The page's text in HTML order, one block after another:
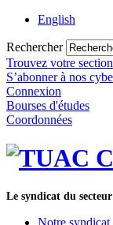
English
Rechercher
Trouvez votre
S’abonner à nos
Connexion
Bourses d'études
Coordonnées
Le syndicat du
Notre syndicat